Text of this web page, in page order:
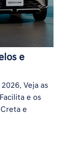
e
Veja as
e os
e